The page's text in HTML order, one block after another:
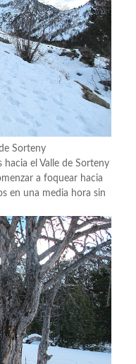
Sorteny
el Valle de Sorteny
a foquear hacia
en una media hora sin